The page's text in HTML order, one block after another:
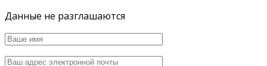
Данные не разглашаются